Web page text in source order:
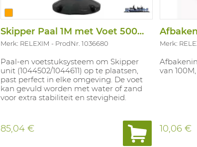
Skipper Paal 1M met Voet 500MM
Merk: RELEXIM ProdNr. 1036680
Paal-en voetstuksysteem om Skipper
unit (1044502/1044611) op te plaatsen,
past perfect in elke omgeving. De voet
kan gevuld worden met water of zand
voor extra stabiliteit en stevigheid.
85,04 €
Merk:
van
10,06 €